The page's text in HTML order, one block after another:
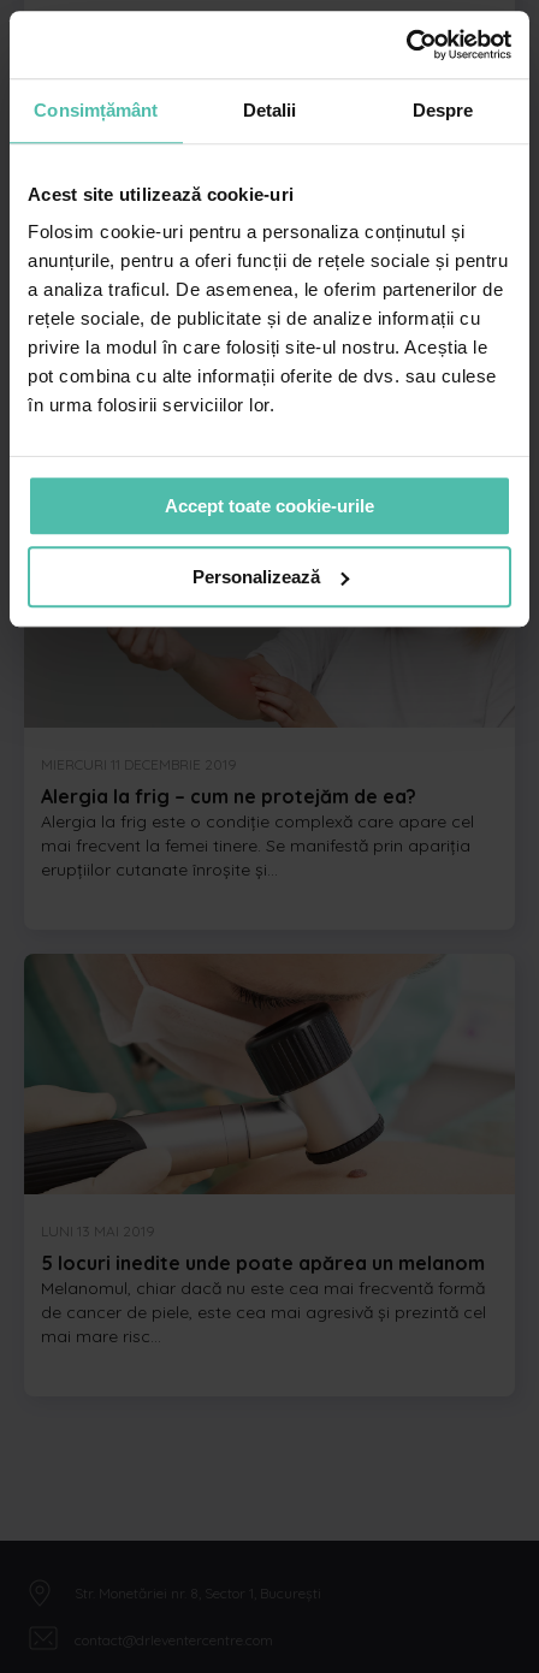
Consimțământ Detalii Despre
Acest site utilizează cookie-uri
Folosim cookie-uri pentru a personaliza conținutul și
anunțurile, pentru a oferi funcții de rețele sociale și pentru
a analiza traficul. De asemenea, le oferim partenerilor de
rețele sociale, de publicitate și de analize informații cu
privire la modul în care folosiți site-ul nostru. Aceștia le
pot combina cu alte informații oferite de dvs. sau culese
în urma folosirii serviciilor lor.
Accept toate cookie-urile
Personalizează
JOI 20 FEBRUARIE 2020
Arsuri solare la ski
Arsuri solare – apar de obicei în sezonul estival, dar pot
apărea și în vacanțele la ski de la munte pe timp de...
MIERCURI 11 DECEMBRIE 2019
Alergia la frig – cum ne protejăm de ea?
Alergia la frig este o condiţie complexă care apare cel
mai frecvent la femei tinere. Se manifestă prin apariţia
erupţiilor cutanate înroşite şi...
LUNI 13 MAI 2019
5 locuri inedite unde poate apărea un melanom
Melanomul, chiar dacă nu este cea mai frecventă formă
de cancer de piele, este cea mai agresivă și prezintă cel
mai mare risc...
Str. Monetăriei nr. 8, Sector 1, București
contact@drleventercentre.com